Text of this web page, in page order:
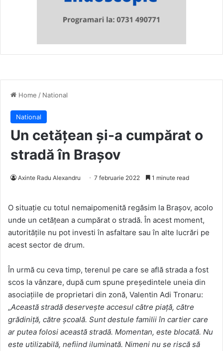
Home / National
National
Un cetățean și-a cumpărat o
stradă în Brașov
Axinte Radu Alexandru 7 februarie 2022 1 minute read
O situație cu totul nemaipomenită regăsim la Brașov, acolo
unde un cetățean a cumpărat o stradă. În acest moment,
autoritățile nu pot investi în asfaltare sau în alte lucrări pe
acest sector de drum.
În urmă cu ceva timp, terenul pe care se află strada a fost
scos la vânzare, după cum spune președintele uneia din
asociațiile de proprietari din zonă, Valentin Adi Tronaru:
„Această stradă deservește accesul către piață, către
grădiniță, către școală. Sunt destule familii în cartier care
ar putea folosi această stradă. Momentan, este blocată. Nu
este utilizabilă, nefiind iluminată. Nimeni nu se riscă să